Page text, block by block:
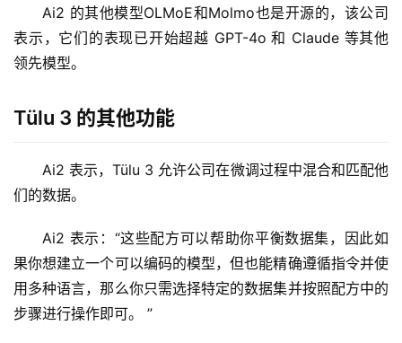
Ai2 的其他模型OLMoE和Molmo也是开源的，该公司
表示，它们的表现已开始超越 GPT-4o 和 Claude 等其他
领先模型。
Tülu 3 的其他功能
Ai2 表示，Tülu 3 允许公司在微调过程中混合和匹配他
们的数据。
Ai2 表示：“这些配方可以帮助你平衡数据集，因此如
果你想建立一个可以编码的模型，但也能精确遵循指令并使
用多种语言，那么你只需选择特定的数据集并按照配方中的
步骤进行操作即可。 ”